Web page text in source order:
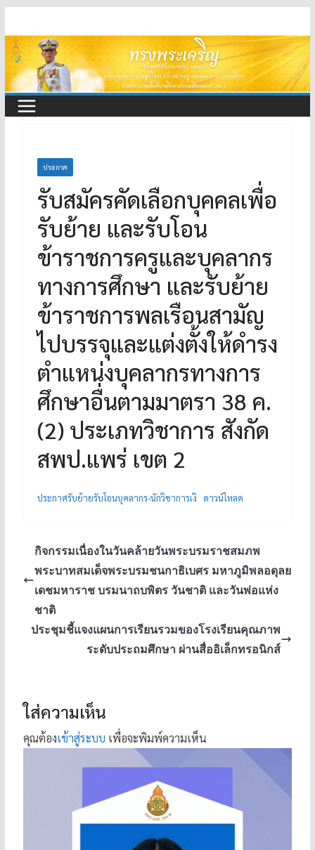
to
content
ประกาศ
รับสมัครคัดเลือกบุคคลเพื่อ
รับย้าย และรับโอน
ข้าราชการครูและบุคลากร
ทางการศึกษา และรับย้าย
ข้าราชการพลเรือนสามัญ
ไปบรรจุและแต่งตั้งให้ดำรง
ตำแหน่งบุคลากรทางการ
ศึกษาอื่นตามมาตรา 38 ค.
(2) ประเภทวิชาการ สังกัด
สพป.แพร่ เขต 2
ประกาศรับย้ายรับโอนบุคลากร-นักวิชาการเงิ ดาวน์โหลด
กิจกรรมเนื่องในวันคล้ายวันพระบรมราชสมภพ
พระบาทสมเด็จพระบรมชนกาธิเบศร มหาภูมิพลอดุลย
เดชมหาราช บรมนาถบพิตร วันชาติ และวันพ่อแห่ง
ชาติ
ประชุมชี้แจงแผนการเรียนรวมของโรงเรียนคุณภาพ
ระดับประถมศึกษา ผ่านสื่ออิเล็กทรอนิกส์
ใส่ความเห็น
คุณต้องเข้าสู่ระบบ เพื่อจะพิมพ์ความเห็น